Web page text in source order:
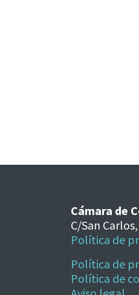
Cámara de
C/San
Política de
Política de
Política de